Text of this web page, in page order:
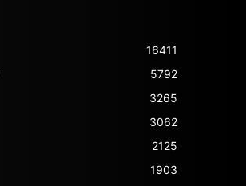
16411
5792
3265
3062
2125
1903